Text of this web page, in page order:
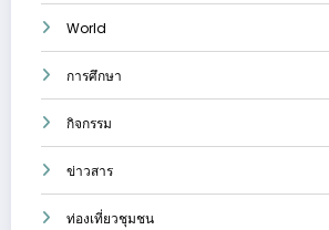
World
การศึกษา
กิจกรรม
ข่าวสาร
ท่องเที่ยวชุมชน